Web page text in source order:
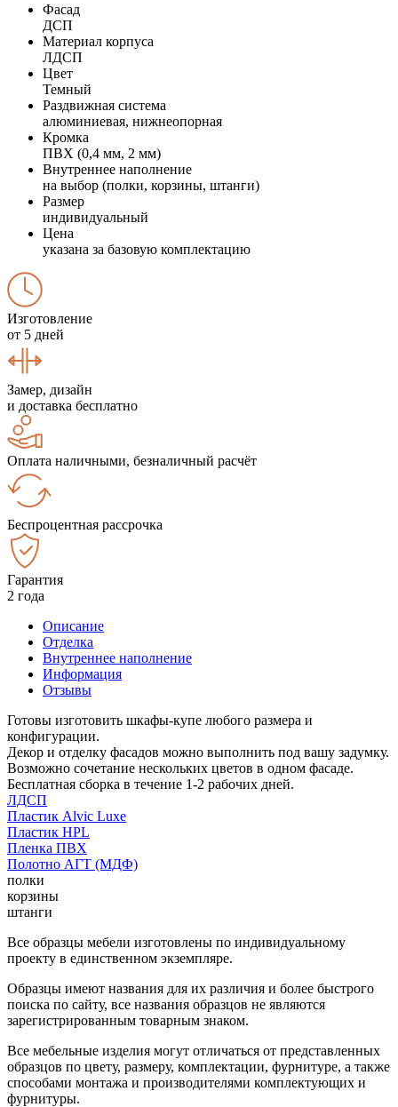
Фасад
ДСП
Материал корпуса
ЛДСП
Цвет
Темный
Раздвижная система
алюминиевая, нижнеопорная
Кромка
ПВХ (0,4 мм, 2 мм)
Внутреннее наполнение
на выбор (полки, корзины, штанги)
Размер
индивидуальный
Цена
указана за базовую комплектацию
Изготовление
от 5 дней
Замер, дизайн
и доставка бесплатно
Оплата наличными, безналичный расчёт
Беспроцентная рассрочка
Гарантия
2 года
Описание
Отделка
Внутреннее наполнение
Информация
Отзывы
Готовы изготовить шкафы-купе любого размера и
конфигурации.
Декор и отделку фасадов можно выполнить под вашу задумку.
Возможно сочетание нескольких цветов в одном фасаде.
Бесплатная сборка в течение 1-2 рабочих дней.
ЛДСП
Пластик Alvic Luxe
Пластик HPL
Пленка ПВХ
Полотно АГТ (МДФ)
полки
корзины
штанги
Все образцы мебели изготовлены по индивидуальному
проекту в единственном экземпляре.
Образцы имеют названия для их различия и более быстрого
поиска по сайту, все названия образцов не являются
зарегистрированным товарным знаком.
Все мебельные изделия могут отличаться от представленных
образцов по цвету, размеру, комплектации, фурнитуре, а также
способами монтажа и производителями комплектующих и
фурнитуры.